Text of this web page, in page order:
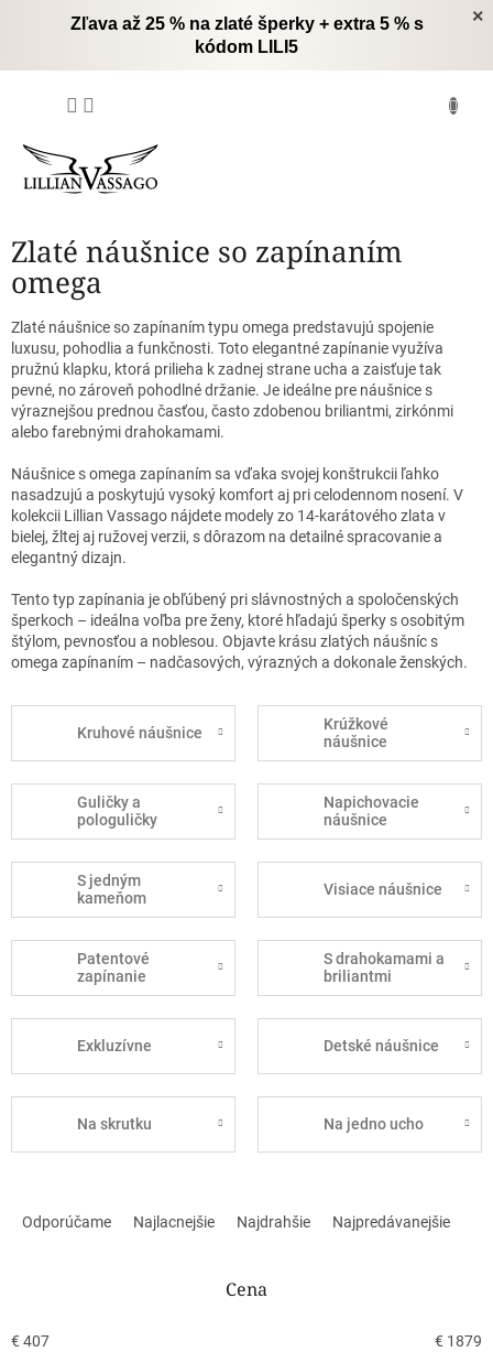
×
Zľava až 25 % na zlaté šperky + extra 5 % s
kódom LILI5
Zlaté náušnice so zapínaním
omega
Zlaté náušnice so zapínaním typu omega predstavujú spojenie
luxusu, pohodlia a funkčnosti. Toto elegantné zapínanie využíva
pružnú klapku, ktorá prilieha k zadnej strane ucha a zaisťuje tak
pevné, no zároveň pohodlné držanie. Je ideálne pre náušnice s
výraznejšou prednou časťou, často zdobenou briliantmi, zirkónmi
alebo farebnými drahokamami.
Náušnice s omega zapínaním sa vďaka svojej konštrukcii ľahko
nasadzujú a poskytujú vysoký komfort aj pri celodennom nosení. V
kolekcii Lillian Vassago nájdete modely zo 14-karátového zlata v
bielej, žltej aj ružovej verzii, s dôrazom na detailné spracovanie a
elegantný dizajn.
Tento typ zapínania je obľúbený pri slávnostných a spoločenských
šperkoch – ideálna voľba pre ženy, ktoré hľadajú šperky s osobitým
štýlom, pevnosťou a noblesou. Objavte krásu zlatých náušníc s
omega zapínaním – nadčasových, výrazných a dokonale ženských.
Kruhové náušnice
Krúžkové
náušnice
Guličky a
pologuličky
Napichovacie
náušnice
S jedným
kameňom
Visiace náušnice
Patentové
zapínanie
S drahokamami a
briliantmi
Exkluzívne Detské náušnice
Na skrutku Na jedno ucho
e
Odporúčame Najlacnejšie Najdrahšie Najpredávanejšie
Cena
€ 407 € 1879